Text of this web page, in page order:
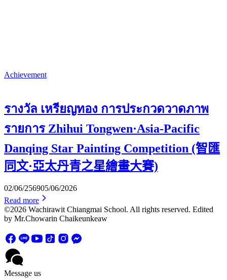
Achievement
รางวัล เหรียญทอง การประกวดวาดภาพ
รายการ Zhihui Tongwen·Asia-Pacific
Danqing Star Painting Competition (智匯
同文·亞太丹青之星繪畫大賽)
02/06/256905/06/2026
Read more
©2026 Wachirawit Chiangmai School. All rights reserved. Edited
by Mr.Chowarin Chaikeunkeaw
Message us